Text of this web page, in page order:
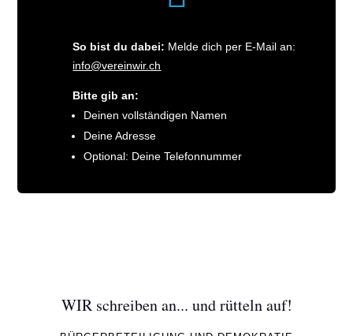
So bist du dabei: Melde dich per E-Mail an:
info@vereinwir.ch
Bitte gib an:
Deinen vollständigen Namen
Deine Adresse
Optional: Deine Telefonnummer
WIR schreiben an... und rütteln auf!